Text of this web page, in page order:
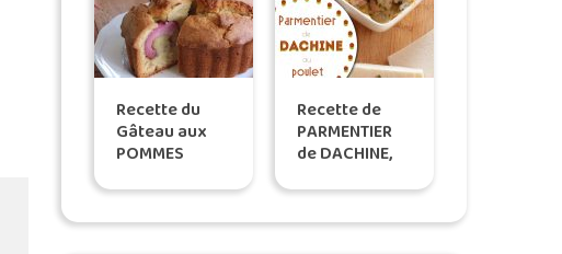
Recette du
Gâteau aux
POMMES
Maryse pour
PRÉSIDENT
Recette de
PARMENTIER
de DACHINE,
Maryse